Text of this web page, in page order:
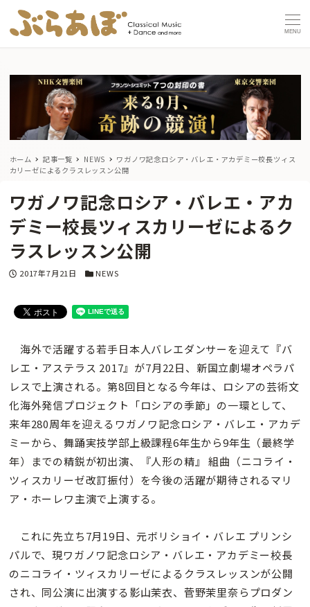
MENU
ホーム 記事一覧 NEWS
ワガノワ記念ロシア・バレエ・アカデミー校長ツィス
カリーゼによるクラスレッスン公開
ワガノワ記念ロシア・バレエ・アカ
デミー校長ツィスカリーゼによるク
ラスレッスン公開
投稿日
2017年7月21日 カテゴリー
NEWS
海外で活躍する若手日本人バレエダンサーを迎えて『バ
レエ・アステラス 2017』が7月22日、新国立劇場オペラパ
レスで上演される。第8回目となる今年は、ロシアの芸術文
化海外発信プロジェクト「ロシアの季節」の一環として、
来年280周年を迎えるワガノワ記念ロシア・バレエ・アカデ
ミーから、舞踊実技学部上級課程6年生から9年生（最終学
年）までの精鋭が初出演、『人形の精』 組曲（ニコライ・
ツィスカリーゼ改訂振付）を今後の活躍が期待されるマリ
ア・ホーレワ主演で上演する。
これに先立ち7月19日、元ボリショイ・バレエ プリンシ
パルで、現ワガノワ記念ロシア・バレエ・アカデミー校長
のニコライ・ツィスカリーゼによるクラスレッスンが公開
され、同公演に出演する影山茉衣、菅野茉里奈らプロダン